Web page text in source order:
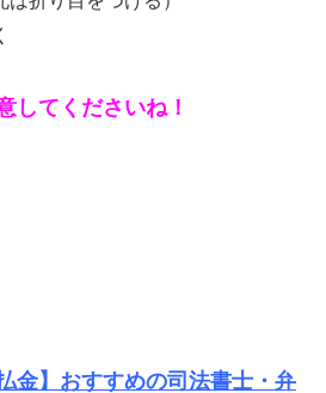
してくださいね！
金】おすすめの司法書士・弁